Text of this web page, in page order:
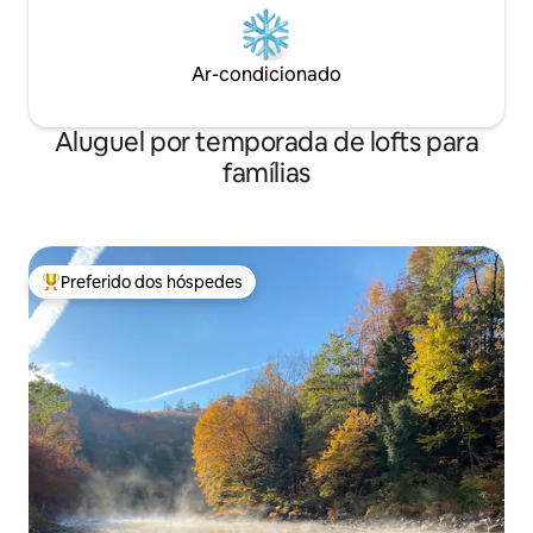
Ar-condicionado
Aluguel por temporada de lofts para
famílias
Entre os melhores preferidos dos hóspedes
Preferido dos hóspedes